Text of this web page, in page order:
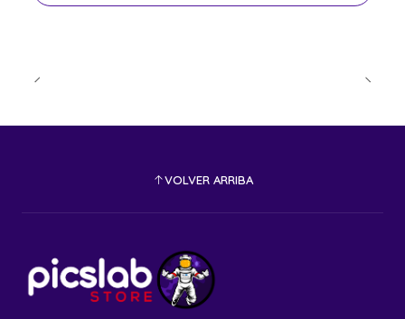
VOLVER ARRIBA